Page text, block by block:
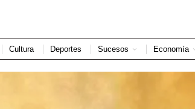
Cultura Deportes Sucesos Economía